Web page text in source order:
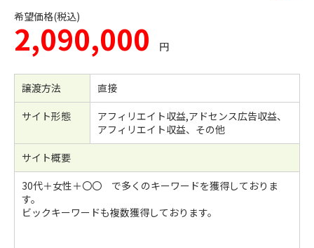
希望価格(税込)
2,090,000 円
譲渡方法
直接
サイト形態
アフィリエイト収益,アドセンス広告収益、
アフィリエイト収益、その他
サイト概要
30代＋女性＋〇〇 で多くのキーワードを獲得しておりま
す。
ビックキーワードも複数獲得しております。